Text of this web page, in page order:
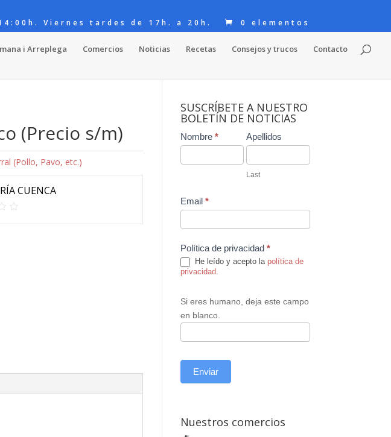
14:00h. Viernes tardes de 17h. a 20h.
0 elementos
i Arreplega Comercios Noticias Recetas Consejos y trucos Contacto
(Precio s/m)
(Pollo, Pavo, etc.)
CUENCA
SUSCRÍBETE A NUESTRO
BOLETÍN DE NOTICIAS
Contact
Us
Nombre * Apellidos
Last
Email *
Política de privacidad *
He leído y acepto la política de
privacidad.
Si eres humano, deja este campo
en blanco.
Enviar
Nuestros comercios